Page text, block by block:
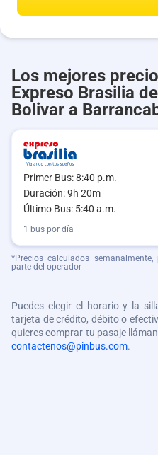
Los mejores
Expreso Brasilia
Bolivar a
Primer Bus: 8:40 p.m.
Duración: 9h 20m
Último Bus: 5:40 a.m.
1 bus por día
*Precios calculados
parte del operador
Puedes elegir el horario y la
tarjeta de crédito, débito o
quieres comprar tu pasaje
contactenos@pinbus.com.